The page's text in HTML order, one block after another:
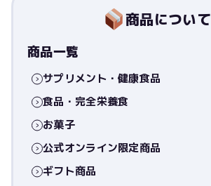
商品について
商品一覧
サプリメント・健康食品
食品・完全栄養食
お菓子
公式オンライン限定商品
ギフト商品